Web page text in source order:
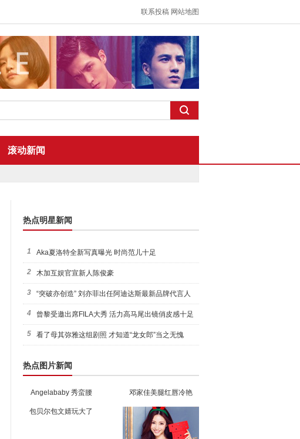
联系投稿 网站地图
滚动新闻
热点明星新闻
1 Aka夏洛特全新写真曝光 时尚范儿十足
2 木加互娱官宣新人陈俊豪
3 “突破亦创造” 刘亦菲出任阿迪达斯最新品牌代言人
引爆
4 曾黎受邀出席FILA大秀 活力高马尾出镜俏皮感十足
5 看了母其弥雅这组剧照 才知道“龙女郎”当之无愧
热点图片新闻
Angelababy 秀蛮腰 邓家佳美腿红唇冷艳
包贝尔包文婧玩大了